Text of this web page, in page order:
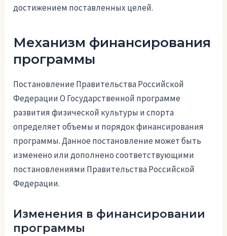
достижением поставленных целей.
Механизм финансирования
программы
Постановление Правительства Российской
Федерации О Государственной программе
развития физической культуры и спорта
определяет объемы и порядок финансирования
программы. Данное постановление может быть
изменено или дополнено соответствующими
постановлениями Правительства Российской
Федерации.
Изменения в финансировании
программы